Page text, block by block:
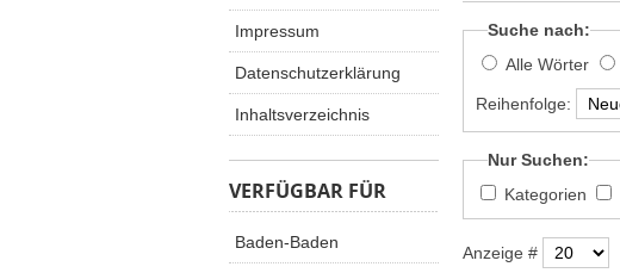
Suche nach:
Alle Wörter
Reihenfolge:
Nur Suchen:
Kategorien
Anzeige #
Impressum
Datenschutzerklärung
Inhaltsverzeichnis
VERFÜGBAR FÜR
Baden-Baden